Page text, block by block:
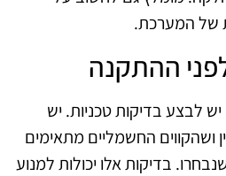
של המערכת.
ההתקנה
לבצע בדיקות טכניות. יש
החשמליים מתאימים
בדיקות אלו יכולות למנוע